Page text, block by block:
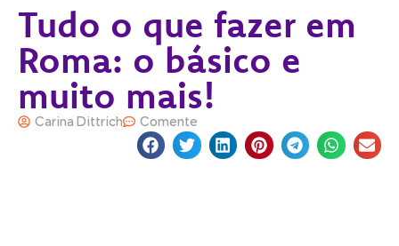
Tudo o que fazer em
Roma: o básico e
muito mais!
Carina Dittrich Comente